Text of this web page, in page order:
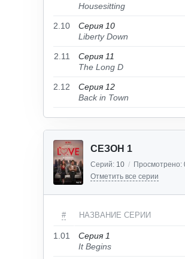
Housesitting
2.10
Серия 10
Liberty Down
2.11
Серия 11
The Long D
2.12
Серия 12
Back in Town
СЕЗОН 1
Серий: 10 / Просмотрено:
Отметить все серии
# НАЗВАНИЕ СЕРИИ
1.01
Серия 1
It Begins